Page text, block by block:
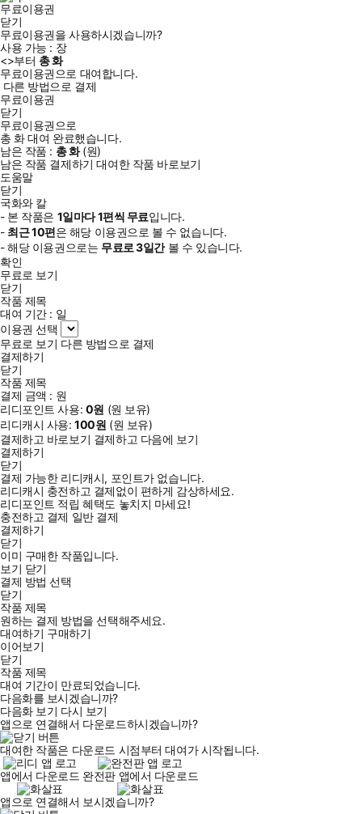
무료이용권
닫기
무료이용권을 사용하시겠습니까?
사용 가능 : 장
<>부터 총화
무료이용권으로 대여합니다.
다른 방법으로 결제
무료이용권
닫기
무료이용권으로
총 화대여 완료했습니다.
남은 작품 : 총화(원)
남은 작품 결제하기 대여한 작품 바로보기
도움말
닫기
국화와 칼
- 본 작품은 1일마다1편씩 무료입니다.
- 최근10편은 해당 이용권으로 볼 수 없습니다.
- 해당 이용권으로는 무료로3일간볼 수 있습니다.
확인
무료로 보기
닫기
작품 제목
대여 기간 : 일
이용권 선택
무료로 보기 다른 방법으로 결제
결제하기
닫기
작품 제목
결제 금액 : 원
리디포인트 사용: 0원 (원 보유)
리디캐시 사용:100원 (원 보유)
결제하고 바로보기 결제하고 다음에 보기
결제하기
닫기
결제 가능한 리디캐시, 포인트가 없습니다.
리디캐시 충전하고 결제없이 편하게 감상하세요.
리디포인트 적립 혜택도 놓치지 마세요!
충전하고 결제 일반 결제
결제하기
닫기
이미 구매한 작품입니다.
보기 닫기
결제 방법 선택
닫기
작품 제목
원하는 결제 방법을 선택해주세요.
대여하기 구매하기
이어보기
닫기
작품 제목
대여 기간이 만료되었습니다.
다음화를 보시겠습니까?
다음화 보기 다시 보기
앱으로 연결해서 다운로드하시겠습니까?
대여한 작품은 다운로드 시점부터 대여가 시작됩니다.
앱에서 다운로드 완전판 앱에서 다운로드
앱으로 연결해서 보시겠습니까?